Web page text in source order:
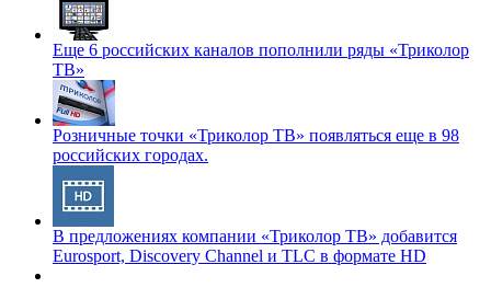
Еще 6 российских каналов пополнили ряды «Триколор
ТВ»
Розничные точки «Триколор ТВ» появляться еще в 98
российских городах.
В предложениях компании «Триколор ТВ» добавится
Eurosport, Discovery Channel и TLC в формате HD